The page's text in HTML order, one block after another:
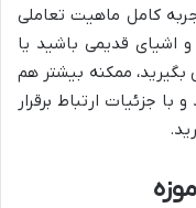
کامل ماهیت تعاملی
و اشیای قدیمی باشید یا
ممکنه بیشتر هم
جزئیات ارتباط برقرار